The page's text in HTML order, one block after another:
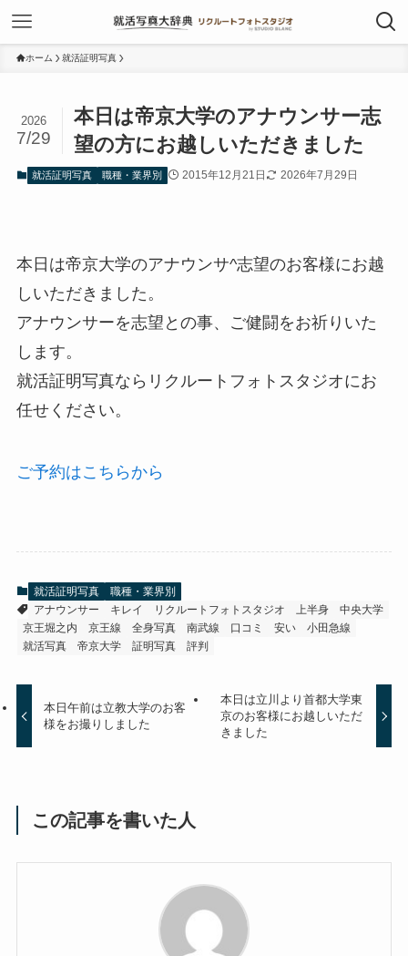
ホーム 就活証明写真
本日は帝京大学のアナウンサー志
望の方にお越しいただきました
2026
7/29
就活証明写真 職種・業界別 2015年12月21日 2026年7月29日
本日は帝京大学のアナウンサ^志望のお客様にお越
しいただきました。
アナウンサーを志望との事、ご健闘をお祈りいた
します。
就活証明写真ならリクルートフォトスタジオにお
任せください。
ご予約はこちらから
就活証明写真
職種・業界別
アナウンサー
キレイ リクルートフォトスタジオ 上半身
中央大学
京王堀之内
京王線 全身写真 南武線 口コミ 安い
小田急線
就活写真
帝京大学 証明写真 評判
本日午前は立教大学のお客
様をお撮りしました
本日は立川より首都大学東
京のお客様にお越しいただ
きました
この記事を書いた人